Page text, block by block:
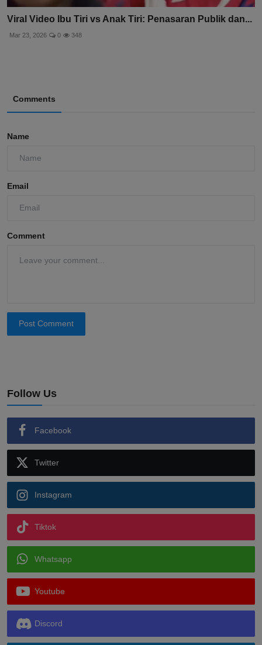
Viral Video Ibu Tiri vs Anak Tiri: Penasaran Publik dan...
Mar 23, 2026 0 348
Comments
Name
Email
Comment
Post Comment
Follow Us
Facebook
Twitter
Instagram
Tiktok
Whatsapp
Youtube
Discord